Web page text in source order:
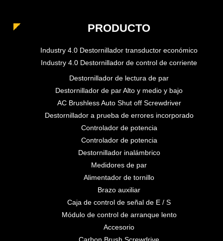
PRODUCTO
Industry 4.0 Destornillador transductor económico
Industry 4.0 Destornillador de control de corriente
Destornillador de lectura de par
Destornillador de par Alto y medio y bajo
AC Brushless Auto Shut off Screwdriver
Destornillador a prueba de errores incorporado
Controlador de potencia
Controlador de potencia
Destornillador inalámbrico
Medidores de par
Alimentador de tornillo
Brazo auxiliar
Caja de control de señal de E / S
Módulo de control de arranque lento
Accesorio